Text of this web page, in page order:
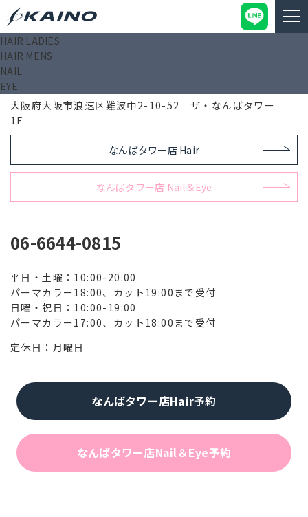
HAIR LADIES
HAIR MENS
NAIL
EYE
なんばタワー店 Hair
556-0011
大阪府大阪市浪速区難波中2-10-52 ザ・なんばタワー
1F
なんばタワー店 Hair
なんばタワー店 Nail＆Eye
06-6644-0815
平日・土曜：10:00-20:00
パーマカラー18:00、カット19:00まで受付
日曜・祝日：10:00-19:00
パーマカラー17:00、カット18:00まで受付
定休日：月曜日
なんばタワー店Hair予約
なんばタワー店Nail＆Eye予約